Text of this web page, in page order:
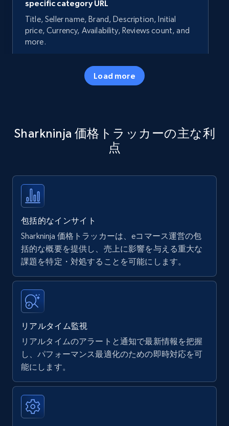
specific category URL
Title, Seller name, Brand, Description, Initial
price, Currency, Availability, Reviews count, and
more.
5.7K+ 今すぐ始める
specific keywords
Title, Seller name, Brand, Description, Initial
35.2K+
Amazon products - find products by using
upc numbers
Title, Seller name, Brand, Description, Initial
price, Currency, Availability, Reviews count, and
more.
35.2K+ 5.7K+
URL, Product name, Product rating, Product
rating object, Product rating max, Rating,
Author name, Asin, and more.
Load more
Sharkninja 価格トラッカーの主な利
点
包括的なインサイト
Sharkninja 価格トラッカーは、eコマース運営の包
括的な概要を提供し、売上に影響を与える重大な
課題を特定・対処することを可能にします。
リアルタイム監視
リアルタイムのアラートと通知で最新情報を把握
し、パフォーマンス最適化のための即時対応を可
能にします。